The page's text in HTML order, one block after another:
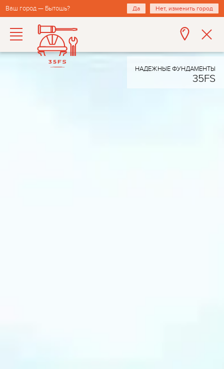
Ваш город — Бытошь? Да Нет, изменить город
НАДЕЖНЫЕ ФУНДАМЕНТЫ
35FS